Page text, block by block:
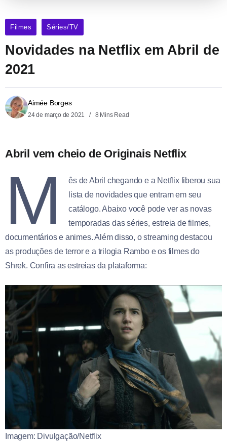
Filmes Séries/TV
Novidades na Netflix em Abril de
2021
Aimée Borges
24 de março de 2021 8 Mins Read
Abril vem cheio de Originais Netflix
M
ês de Abril chegando e a Netflix liberou sua
lista de novidades que entram em seu
catálogo. Abaixo você pode ver as novas
temporadas das séries, estreia de filmes,
documentários e animes. Além disso, o streaming destacou
as produções de terror e a trilogia Rambo e os filmes do
Shrek. Confira as estreias da plataforma:
Imagem: Divulgação/Netflix